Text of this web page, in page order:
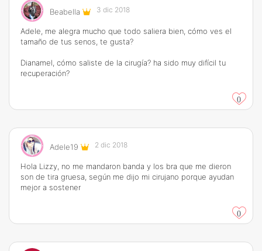
Beabella 3 dic 2018
Adele, me alegra mucho que todo saliera bien, cómo ves el
tamaño de tus senos, te gusta?
Dianamel, cómo saliste de la cirugía? ha sido muy difícil tu
recuperación?
0
Adele19 2 dic 2018
Hola Lizzy, no me mandaron banda y los bra que me dieron
son de tira gruesa, según me dijo mi cirujano porque ayudan
mejor a sostener
0